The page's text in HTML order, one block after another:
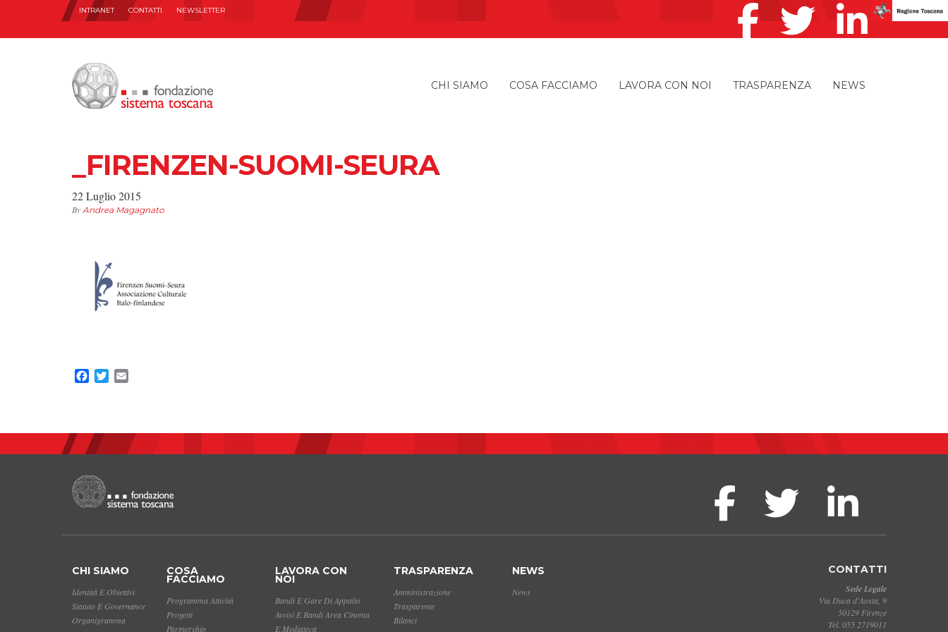
INTRANET CONTATTI NEWSLETTER
CHI SIAMO COSA FACCIAMO LAVORA CON NOI TRASPARENZA NEWS
_FIRENZEN-SUOMI-SEURA
22 Luglio 2015
By Andrea Magagnato
Facebook
Twitter
CHI SIAMO
Identità E Obiettivi
Statuto E Governance
Organigramma
COSA
FACCIAMO
Programma Attività
Progetti
Partnership
LAVORA CON
NOI
Bandi E Gare Di Appalto
Avvisi E Bandi Area Cinema
E Mediateca
TRASPARENZA
Amministrazione
Trasparente
Bilanci
NEWS
News
CONTATTI
Sede Legale
Via Duca d'Aosta, 9
50129 Firenze
Tel. 055 2719011